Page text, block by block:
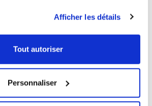
la Déclaration relative aux
sur l'icône de confidentialité.
informations sur votre localisation
qui peuvent être précises à plusieurs
Afficher les détails
Tout autoriser
Personnaliser
voyage week-end 23L Bleu Cerise